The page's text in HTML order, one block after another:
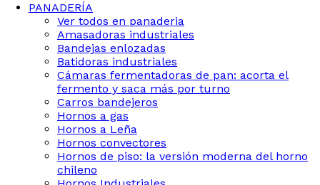
PANADERÍA
Ver todos en panaderia
Amasadoras industriales
Bandejas enlozadas
Batidoras industriales
Cámaras fermentadoras de pan: acorta el
fermento y saca más por turno
Carros bandejeros
Hornos a gas
Hornos a Leña
Hornos convectores
Hornos de piso: la versión moderna del horno
chileno